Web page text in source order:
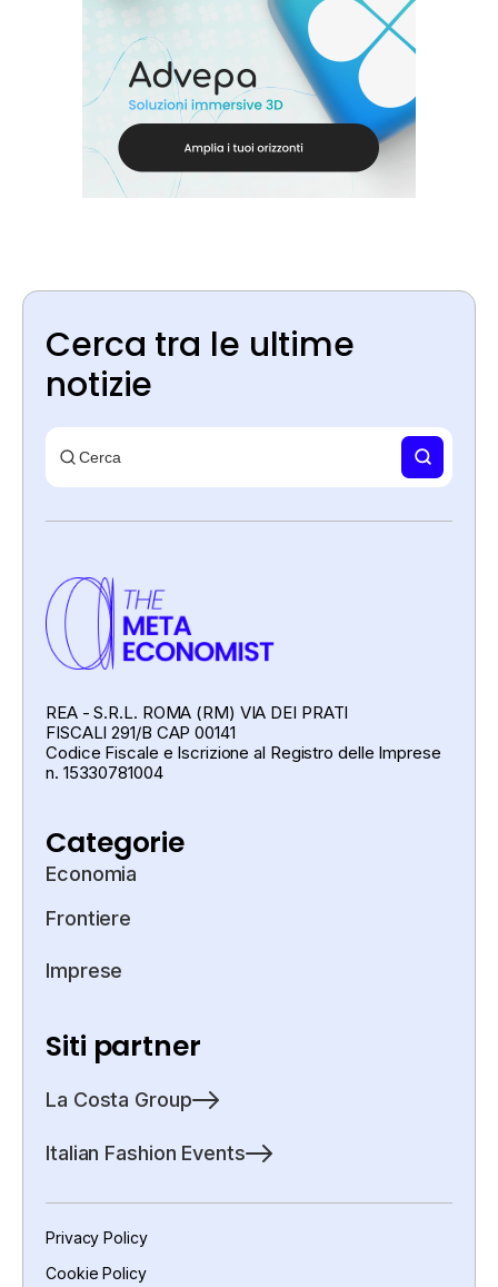
Cerca tra le ultime
notizie
REA - S.R.L. ROMA (RM) VIA DEI PRATI
FISCALI 291/B CAP 00141
Codice Fiscale e Iscrizione al Registro delle Imprese
n. 15330781004
Categorie
Economia
Frontiere
Imprese
Siti partner
La Costa Group
Italian Fashion Events
Privacy Policy
Cookie Policy